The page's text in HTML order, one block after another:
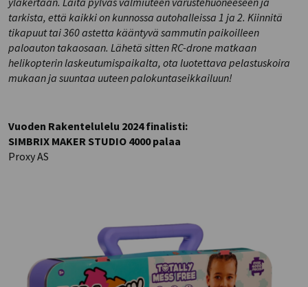
tarkista, että kaikki on kunnossa autohalleissa 1 ja 2. Kiinnitä
tikapuut tai 360 astetta kääntyvä sammutin paikoilleen
paloauton takaosaan. Lähetä sitten RC-drone matkaan
helikopterin laskeutumispaikalta, ota luotettava pelastuskoira
mukaan ja suuntaa uuteen palokuntaseikkailuun!
Vuoden Rakentelulelu 2024 finalisti:
SIMBRIX MAKER STUDIO 4000 palaa
Proxy AS